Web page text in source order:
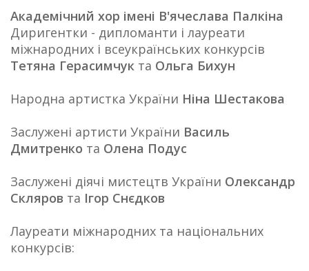
Академічний хор імені В'ячеслава Палкіна
Диригентки - дипломанти і лауреати
міжнародних і всеукраїнських конкурсів
Тетяна Герасимчук та Ольга Бихун
Народна артистка України Ніна Шестакова
Заслужені артисти України Василь
Дмитренко та Олена Подус
Заслужені діячі мистецтв України Олександр
Скляров та Ігор Снєдков
Лауреати міжнародних та національних
конкурсів: